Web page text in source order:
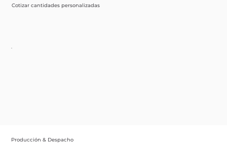
Cotizar cantidades personalizadas
Producción & Despacho